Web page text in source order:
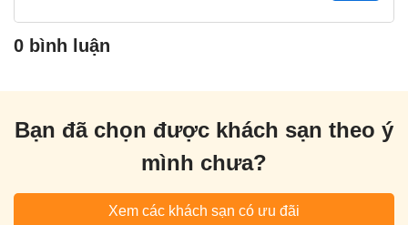
0 bình luận
Bạn đã chọn được khách sạn theo ý
mình chưa?
Xem các khách sạn có ưu đãi